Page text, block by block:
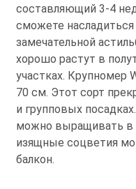
составляющий 3-4
сможете
замечательной
хорошо растут в
участках. Крупномер
70 см. Этот сорт
и групповых
можно выращивать в
изящные соцветия
балкон.